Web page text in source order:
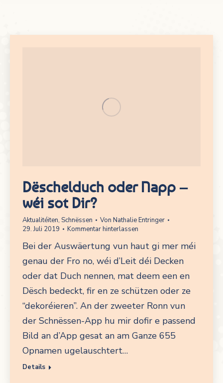
Dëschelduch oder Napp –
wéi sot Dir?
Aktualitéiten, Schnëssen Von Nathalie Entringer
29. Juli 2019
Kommentar hinterlassen
Bei der Auswäertung vun haut gi mer méi
genau der Fro no, wéi d’Leit déi Decken
oder dat Duch nennen, mat deem een en
Dësch bedeckt, fir en ze schützen oder ze
“dekoréieren”. An der zweeter Ronn vun
der Schnëssen-App hu mir dofir e passend
Bild an d’App gesat an am Ganze 655
Opnamen ugelauschtert…
Details